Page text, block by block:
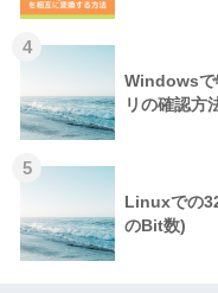
4
Windowsで
リの確認方
5
Linuxでの
のBit数)